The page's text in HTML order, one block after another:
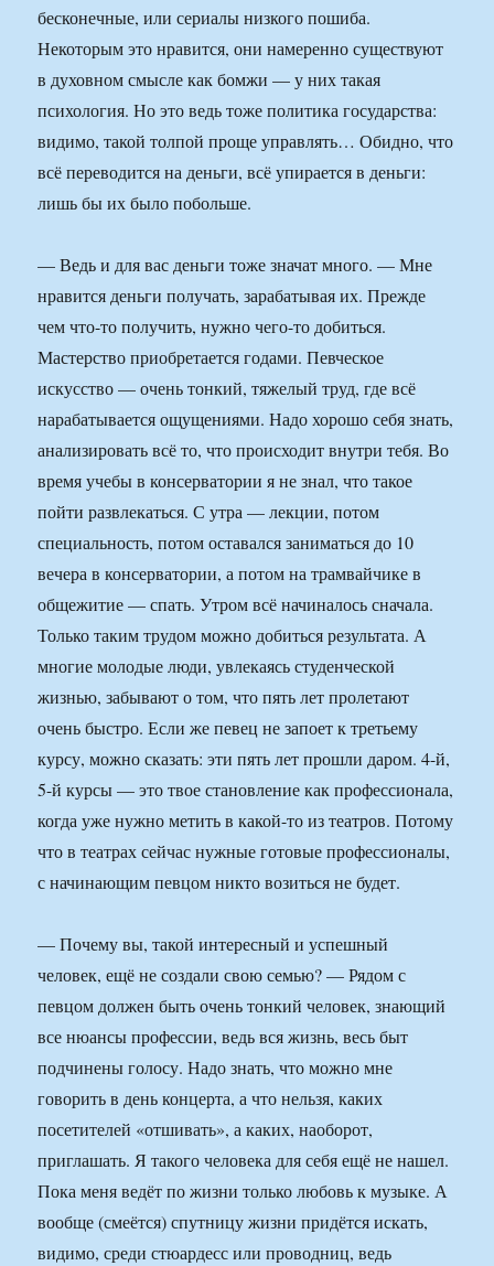
бесконечные, или сериалы низкого пошиба.
Некоторым это нравится, они намеренно существуют
в духовном смысле как бомжи — у них такая
психология. Но это ведь тоже политика государства:
видимо, такой толпой проще управлять… Обидно, что
всё переводится на деньги, всё упирается в деньги:
лишь бы их было побольше.
— Ведь и для вас деньги тоже значат много. — Мне
нравится деньги получать, зарабатывая их. Прежде
чем что-то получить, нужно чего-то добиться.
Мастерство приобретается годами. Певческое
искусство — очень тонкий, тяжелый труд, где всё
нарабатывается ощущениями. Надо хорошо себя знать,
анализировать всё то, что происходит внутри тебя. Во
время учебы в консерватории я не знал, что такое
пойти развлекаться. С утра — лекции, потом
специальность, потом оставался заниматься до 10
вечера в консерватории, а потом на трамвайчике в
общежитие — спать. Утром всё начиналось сначала.
Только таким трудом можно добиться результата. А
многие молодые люди, увлекаясь студенческой
жизнью, забывают о том, что пять лет пролетают
очень быстро. Если же певец не запоет к третьему
курсу, можно сказать: эти пять лет прошли даром. 4-й,
5-й курсы — это твое становление как профессионала,
когда уже нужно метить в какой-то из театров. Потому
что в театрах сейчас нужные готовые профессионалы,
с начинающим певцом никто возиться не будет.
— Почему вы, такой интересный и успешный
человек, ещё не создали свою семью? — Рядом с
певцом должен быть очень тонкий человек, знающий
все нюансы профессии, ведь вся жизнь, весь быт
подчинены голосу. Надо знать, что можно мне
говорить в день концерта, а что нельзя, каких
посетителей «отшивать», а каких, наоборот,
приглашать. Я такого человека для себя ещё не нашел.
Пока меня ведёт по жизни только любовь к музыке. А
вообще (смеётся) спутницу жизни придётся искать,
видимо, среди стюардесс или проводниц, ведь